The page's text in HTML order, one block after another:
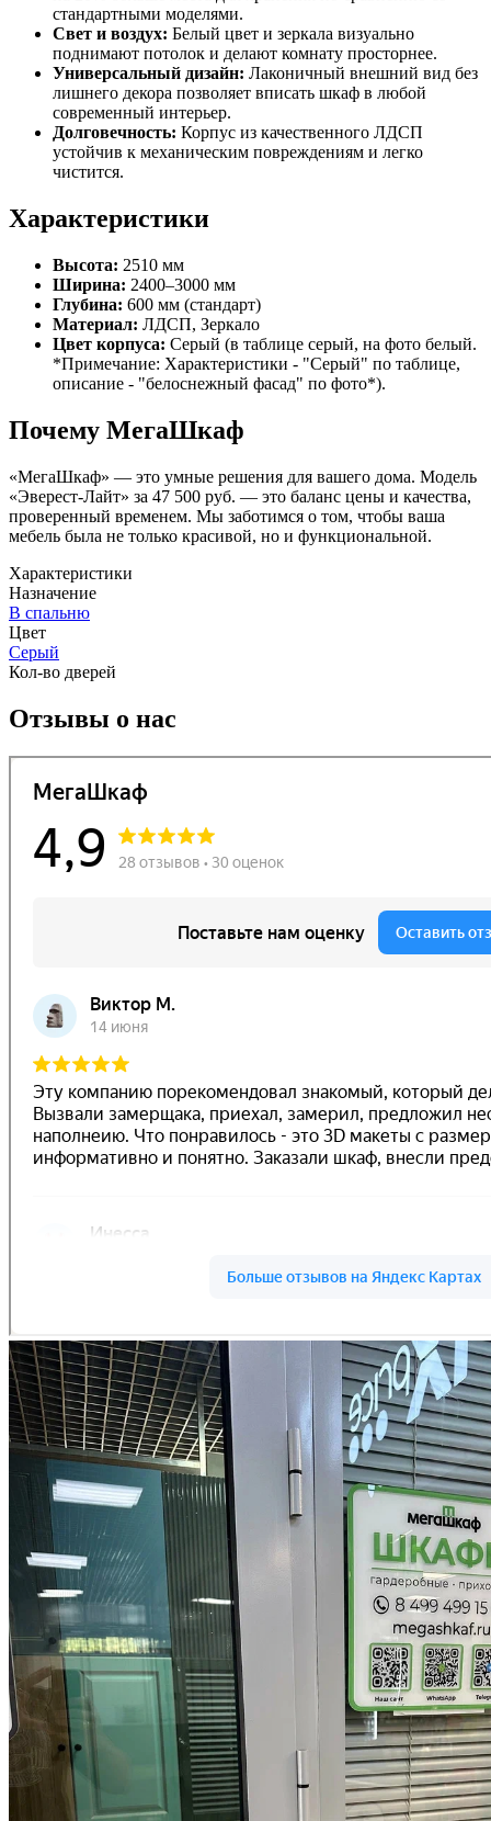
стандартными моделями.
Свет и воздух: Белый цвет и зеркала визуально
поднимают потолок и делают комнату просторнее.
Универсальный дизайн: Лаконичный внешний вид без
лишнего декора позволяет вписать шкаф в любой
современный интерьер.
Долговечность: Корпус из качественного ЛДСП
устойчив к механическим повреждениям и легко
чистится.
Характеристики
Высота: 2510 мм
Ширина: 2400–3000 мм
Глубина: 600 мм (стандарт)
Материал: ЛДСП, Зеркало
Цвет корпуса: Серый (в таблице серый, на фото белый.
*Примечание: Характеристики - "Серый" по таблице,
описание - "белоснежный фасад" по фото*).
Почему МегаШкаф
«МегаШкаф» — это умные решения для вашего дома. Модель
«Эверест-Лайт» за 47 500 руб. — это баланс цены и качества,
проверенный временем. Мы заботимся о том, чтобы ваша
мебель была не только красивой, но и функциональной.
Характеристики
Назначение
В спальню
Цвет
Серый
Кол-во дверей
Отзывы о нас